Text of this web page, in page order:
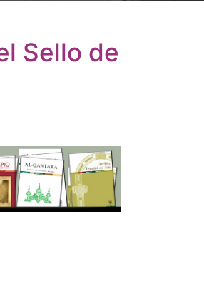
Sello de